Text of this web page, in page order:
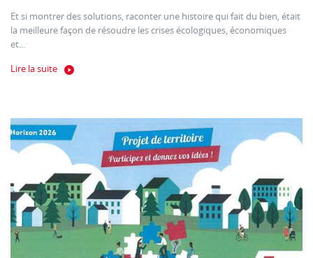
Et si montrer des solutions, raconter une histoire qui fait du bien, était
la meilleure façon de résoudre les crises écologiques, économiques
et...
Lire la suite